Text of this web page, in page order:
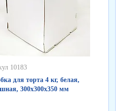
10183
для торта 4 кг, белая,
300х300х350 мм